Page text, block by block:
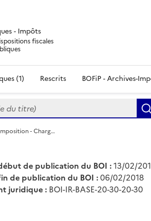
- Impôts
fiscales
(1) Rescrits BOFiP - Archives-
titre)
- Charg…
de publication du BOI :13/02/
de publication du BOI :06/02/2018
juridique : BOI-IR-BASE-20-30-20-30